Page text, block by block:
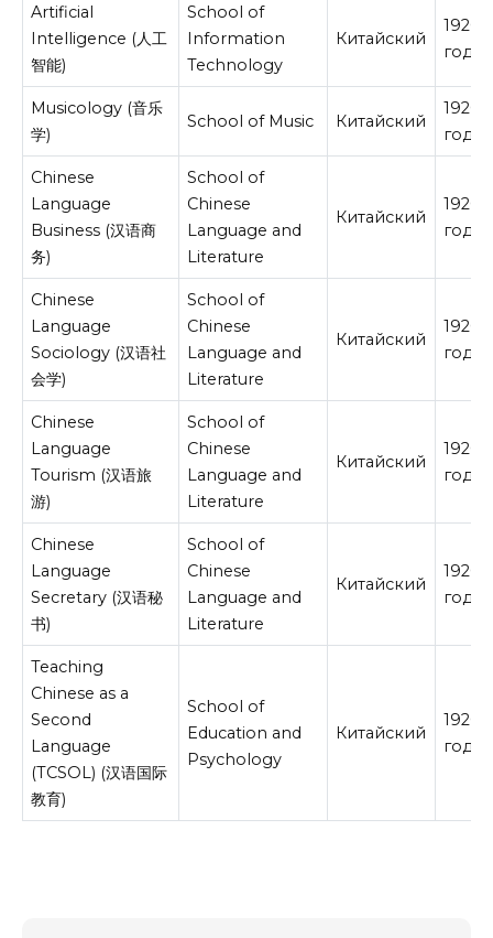
Artificial
Intelligence (人工
智能)
School of
Information
Technology
Китайский
год
Musicology (音乐
学)
School of Music Китайский
год
Chinese
Language
Business (汉语商
务)
School of
Chinese
Language and
Literature
Китайский
год
Chinese
Language
Sociology (汉语社
会学)
School of
Chinese
Language and
Literature
Китайский
год
Chinese
Language
Tourism (汉语旅
游)
School of
Chinese
Language and
Literature
Китайский
год
Chinese
Language
Secretary (汉语秘
书)
School of
Chinese
Language and
Literature
Китайский
год
Teaching
Chinese as a
Second
Language
(TCSOL) (汉语国际
教育)
School of
Education and
Psychology
Китайский
год